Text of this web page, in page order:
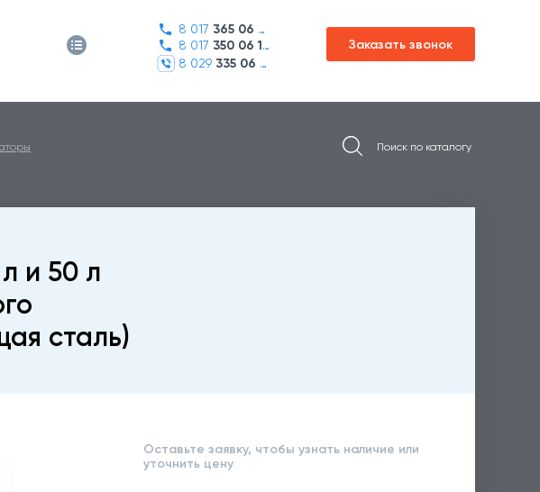
8 017 365 06 45
8 017 350 06 16
8 029 335 06 01
Заказать звонок
и 50 л
сталь)
Оставьте заявку, чтобы узнать наличие или
уточнить цену